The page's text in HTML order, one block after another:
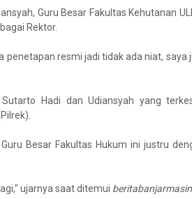
Guru Besar Fakultas Kehutanan
Rektor.
penetapan resmi jadi tidak ada niat,
Sutarto Hadi dan Udiansyah yang
Guru Besar Fakultas Hukum ini justru
ujarnya saat ditemui